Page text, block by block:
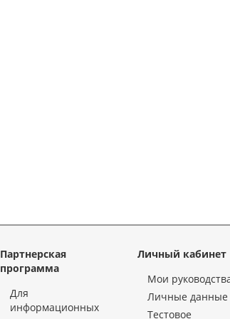
Партнерская
программа
Для
информационных
Личный кабинет
Мои
Личные данные
Тестовое